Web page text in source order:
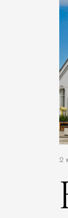
2
В этом году